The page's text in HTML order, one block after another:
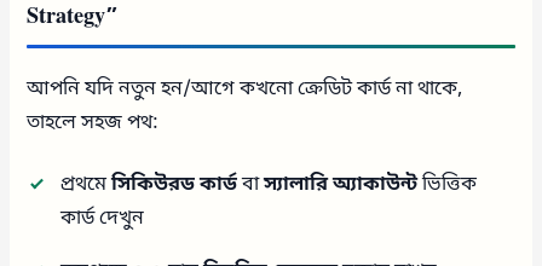
Strategy”
আপনি যদি নতুন হন/আগে কখনো ক্রেডিট কার্ড না থাকে,
তাহলে সহজ পথ:
প্রথমেসিকিউরড কার্ডবাস্যালারি অ্যাকাউন্টভিত্তিক
কার্ড দেখুন